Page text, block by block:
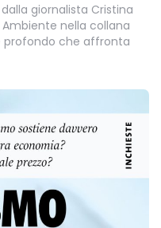
giornalista Cristina
nella collana
profondo che affronta